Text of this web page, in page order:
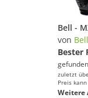
von Bell
Bester
zuletzt
Preis
Weitere